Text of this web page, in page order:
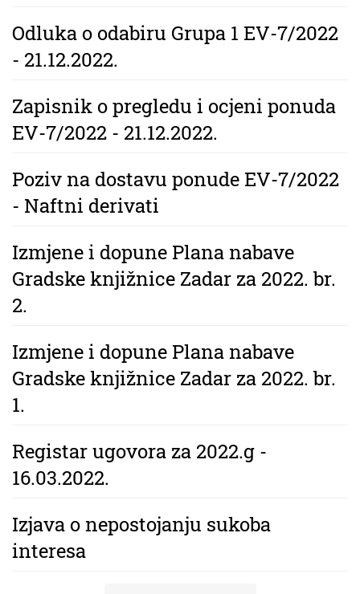
Odluka o odabiru Grupa 1 EV-7/2022
- 21.12.2022.
Zapisnik o pregledu i ocjeni ponuda
EV-7/2022 - 21.12.2022.
Poziv na dostavu ponude EV-7/2022
- Naftni derivati
Izmjene i dopune Plana nabave
Gradske knjižnice Zadar za 2022. br.
2.
Izmjene i dopune Plana nabave
Gradske knjižnice Zadar za 2022. br.
1.
Registar ugovora za 2022.g -
16.03.2022.
Izjava o nepostojanju sukoba
interesa